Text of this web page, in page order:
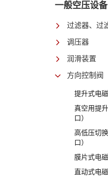
一般空压设备
过滤器、过
调压器
润滑装置
方向控制阀
提升式电
真空用提
口）
高低压切
口）
膜片式电
直动式电